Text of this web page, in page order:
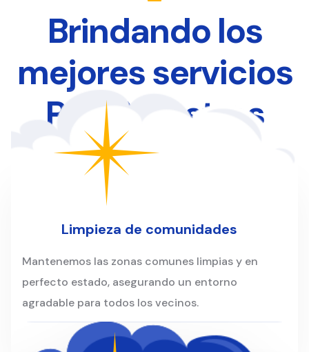
Brindando los
mejores servicios
Para Nuestros
Clientes
Limpieza de comunidades
Mantenemos las zonas comunes limpias y en
perfecto estado, asegurando un entorno
agradable para todos los vecinos.